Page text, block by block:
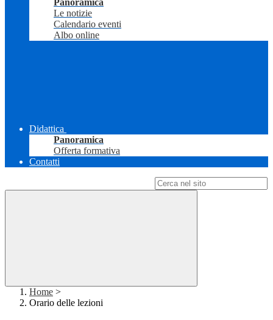
Panoramica
Le notizie
Calendario eventi
Albo online
Didattica
Panoramica
Offerta formativa
Contatti
Home >
Orario delle lezioni